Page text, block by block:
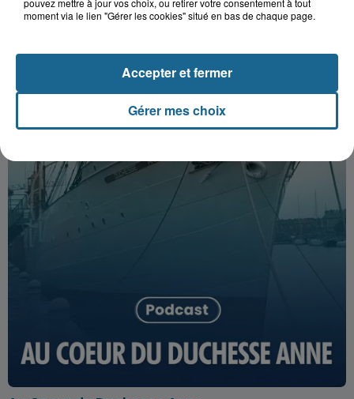
NOS AUTRES PODCASTS
moment via le lien "Gérer les cookies" situé en bas de chaque page.
Gérer mes choix
Accepter et fermer